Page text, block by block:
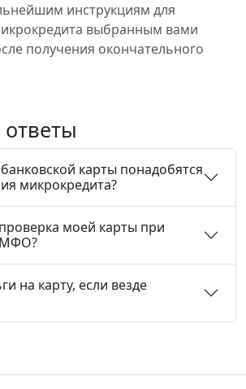
инструкциям для
выбранным вами
получения окончательного
карты понадобятся
микрокредита?
моей карты при
на карту, если везде